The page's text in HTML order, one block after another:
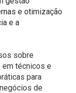
e otimização
e a
sobre
em técnicos e
para
de